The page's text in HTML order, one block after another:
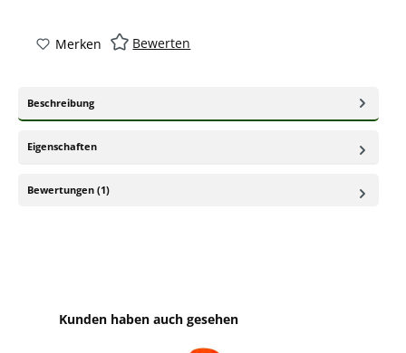
Merken Bewerten
Beschreibung
Eigenschaften
Bewertungen (1)
Produktgalerie überspringen
Kunden haben auch gesehen